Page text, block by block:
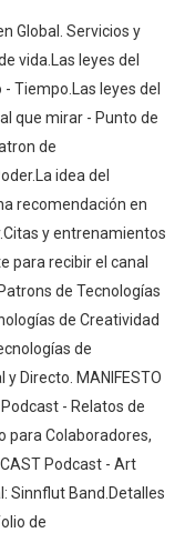
Global. Servicios y
vida.Las leyes del
Tiempo.Las leyes del
que mirar - Punto de
de
idea del
recomendación en
y entrenamientos
para recibir el canal
de Tecnologías
de Creatividad
de
Directo. MANIFESTO
- Relatos de
para Colaboradores,
Podcast - Art
Sinnflut Band.Detalles
de